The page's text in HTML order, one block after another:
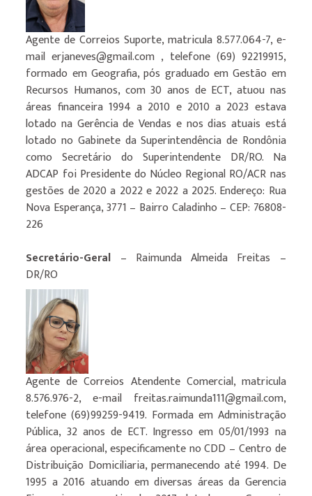
Agente de Correios Suporte, matricula 8.577.064-7, e-
mail erjaneves@gmail.com , telefone (69) 92219915,
formado em Geografia, pós graduado em Gestão em
Recursos Humanos, com 30 anos de ECT, atuou nas
áreas financeira 1994 a 2010 e 2010 a 2023 estava
lotado na Gerência de Vendas e nos dias atuais está
lotado no Gabinete da Superintendência de Rondônia
como Secretário do Superintendente DR/RO. Na
ADCAP foi Presidente do Núcleo Regional RO/ACR nas
gestões de 2020 a 2022 e 2022 a 2025. Endereço: Rua
Nova Esperança, 3771 – Bairro Caladinho – CEP: 76808-
226
Secretário-Geral – Raimunda Almeida Freitas –
DR/RO
Agente de Correios Atendente Comercial, matricula
8.576.976-2, e-mail freitas.raimunda111@gmail.com,
telefone (69)99259-9419. Formada em Administração
Pública, 32 anos de ECT. Ingresso em 05/01/1993 na
área operacional, especificamente no CDD – Centro de
Distribuição Domiciliaria, permanecendo até 1994. De
1995 a 2016 atuando em diversas áreas da Gerencia